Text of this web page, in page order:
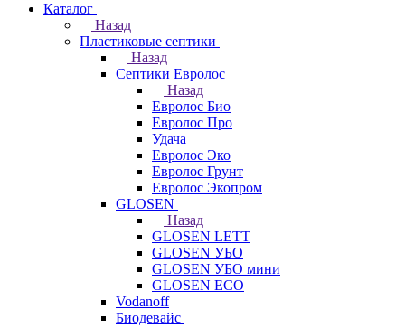
Каталог
Назад
Пластиковые септики
Назад
Септики Евролос
Назад
Евролос Био
Евролос Про
Удача
Евролос Эко
Евролос Грунт
Евролос Экопром
GLOSEN
Назад
GLOSEN LETT
GLOSEN УБО
GLOSEN УБО мини
GLOSEN ECO
Vodanoff
Биодевайс